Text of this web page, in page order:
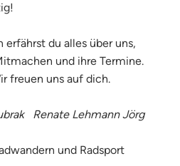
du alles über uns,
und ihre Termine.
freuen uns auf dich.
Renate Lehmann Jörg
und Radsport